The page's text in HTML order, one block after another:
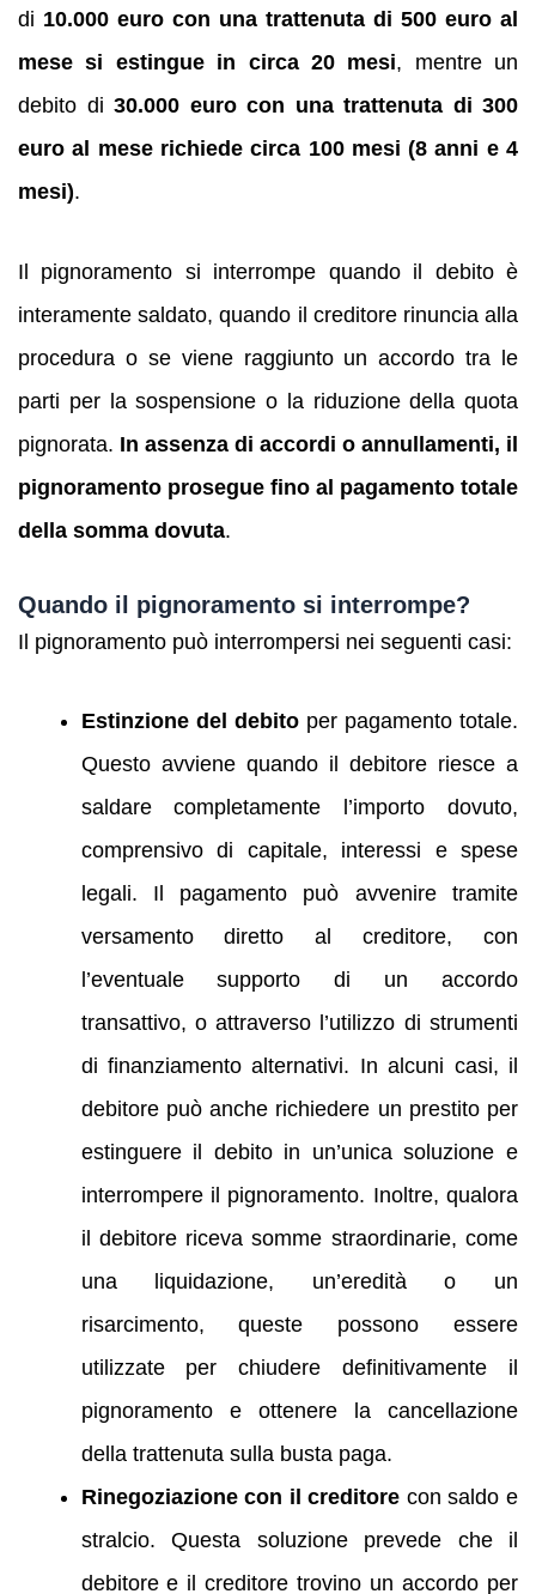
di 10.000 euro con una trattenuta di 500 euro al
mese si estingue in circa 20 mesi, mentre un
debito di 30.000 euro con una trattenuta di 300
euro al mese richiede circa 100 mesi (8 anni e 4
mesi).
Il pignoramento si interrompe quando il debito è
interamente saldato, quando il creditore rinuncia alla
procedura o se viene raggiunto un accordo tra le
parti per la sospensione o la riduzione della quota
pignorata. In assenza di accordi o annullamenti, il
pignoramento prosegue fino al pagamento totale
della somma dovuta.
Quando il pignoramento si interrompe?
Il pignoramento può interrompersi nei seguenti casi:
Estinzione del debitoper pagamento totale.
Questo avviene quando il debitore riesce a
saldare completamente l’importo dovuto,
comprensivo di capitale, interessi e spese
legali. Il pagamento può avvenire tramite
versamento diretto al creditore, con
l’eventuale supporto di un accordo
transattivo, o attraverso l’utilizzo di strumenti
di finanziamento alternativi. In alcuni casi, il
debitore può anche richiedere un prestito per
estinguere il debito in un’unica soluzione e
interrompere il pignoramento. Inoltre, qualora
il debitore riceva somme straordinarie, come
una liquidazione, un’eredità o un
risarcimento, queste possono essere
utilizzate per chiudere definitivamente il
pignoramento e ottenere la cancellazione
della trattenuta sulla busta paga.
Rinegoziazione con il creditore con saldo e
stralcio. Questa soluzione prevede che il
debitore e il creditore trovino un accordo per